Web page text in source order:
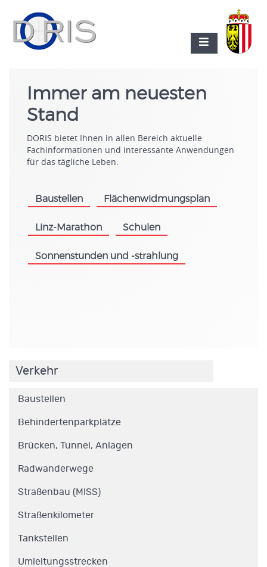
Immer am neuesten
Stand
DORIS bietet Ihnen in allen Bereich aktuelle
Fachinformationen und interessante Anwendungen
für das tägliche Leben.
Baustellen Flächenwidmungsplan
Linz-Marathon Schulen
Sonnenstunden und -strahlung
Verkehr
Baustellen
Behindertenparkplätze
Brücken, Tunnel, Anlagen
Radwanderwege
Straßenbau (MISS)
Straßenkilometer
Tankstellen
Umleitungsstrecken